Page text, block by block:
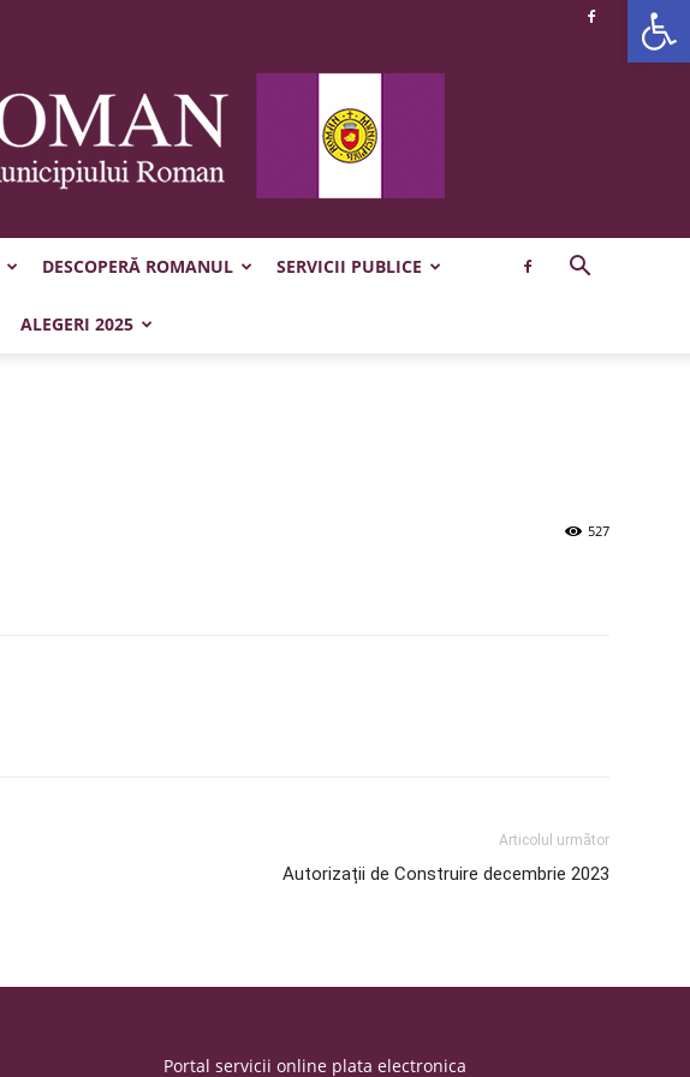
DESCOPERĂ ROMANUL SERVICII PUBLICE
ALEGERI 2025
527
Articolul următor
Autorizații de Construire decembrie 2023
Portal servicii online plata electronica